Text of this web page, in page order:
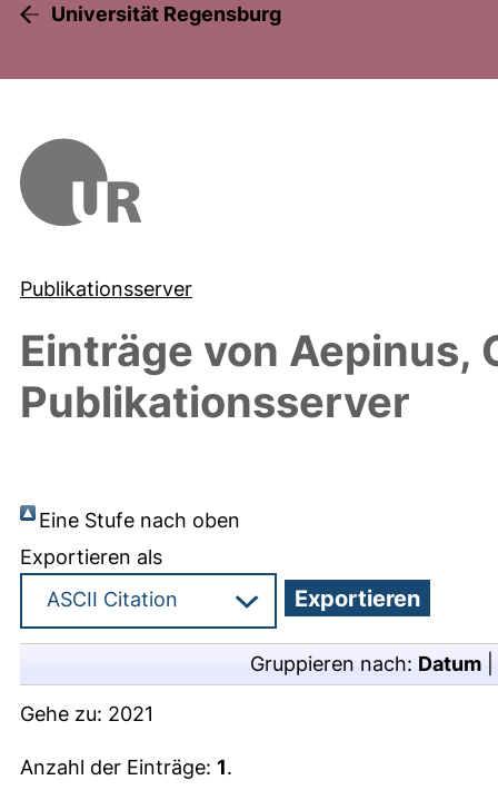
Universität Regensburg
Publikationsserver
Einträge von Aepinus,
Publikationsserver
Eine Stufe nach oben
Exportieren als
Gruppieren nach: Datum
Gehe zu: 2021
Anzahl der Einträge: 1.